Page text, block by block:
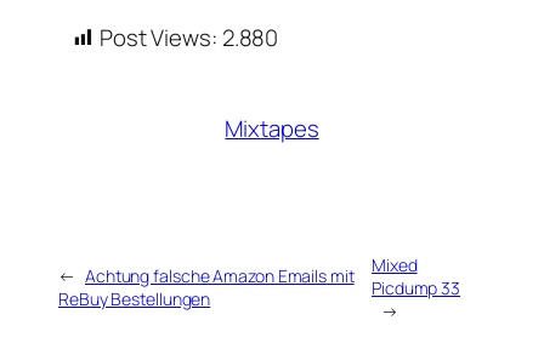
Post Views: 2.880
Mixtapes
← Achtung falsche Amazon Emails mit
ReBuy Bestellungen
Mixed
Picdump 33
→